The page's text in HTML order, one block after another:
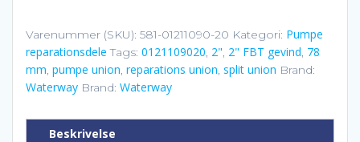
78
mm
-
2"
gevind
Varenummer (SKU): 581-01211090-20 Kategori: Pumpe
reparationsdele Tags: 0121109020, 2", 2" FBT gevind, 78
mm, pumpe union, reparations union, split union Brand:
Waterway Brand: Waterway
Beskrivelse